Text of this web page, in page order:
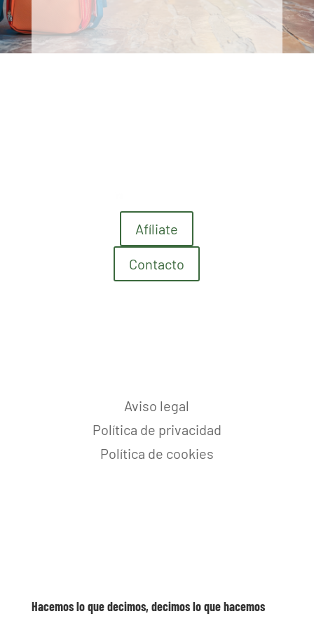
Afíliate
Contacto
Aviso legal
Política de privacidad
Política de cookies
Hacemos lo que decimos, decimos lo que hacemos